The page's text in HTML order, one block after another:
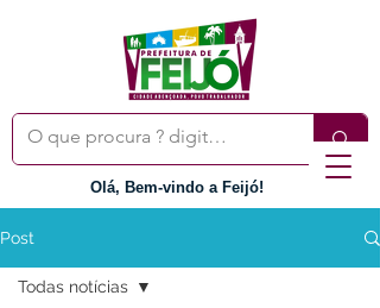
Olá, Bem-vindo a Feijó!
Post
Todas notícias